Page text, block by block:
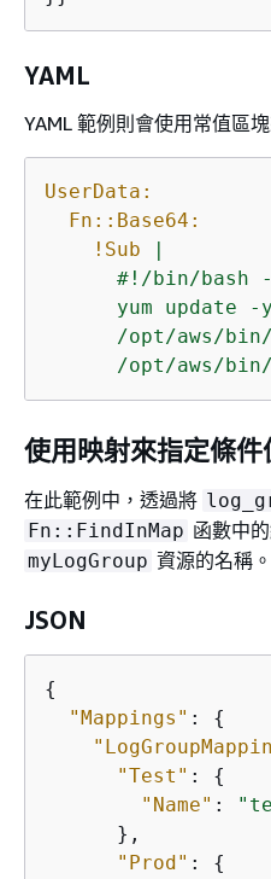
YAML
YAML 範例則會使用常值區
UserData:
Fn::Base64:
!Sub
#!/bin/bash
yum update -
/opt/aws/
/opt/aws/
使用映射來指定條件
在此範例中，透過將
Fn::FindInMap 函數中
myLogGroup 資源的名稱。
JSON
{
"Mappings" : {
"Test" : {
"Name" :
      },
"Prod" : {